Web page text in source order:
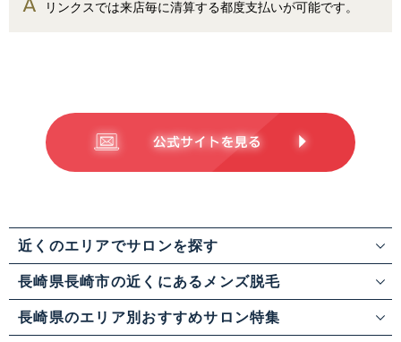
リンクスでは来店毎に清算する都度支払いが可能です。
近くのエリアでサロンを探す
長崎県長崎市の近くにあるメンズ脱毛
長崎県のエリア別おすすめサロン特集